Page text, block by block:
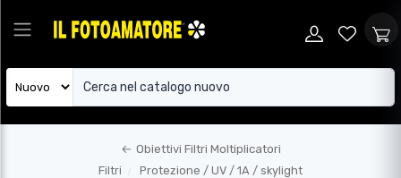
← Obiettivi Filtri Moltiplicatori
Filtri
Protezione / UV / 1A / skylight